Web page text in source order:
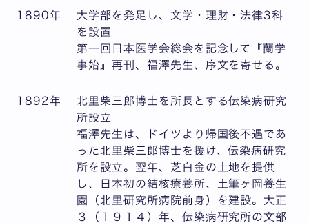
1890年
大学部を発足し、文学・理財・法律3科
を設置
第一回日本医学会総会を記念して『蘭学
事始』再刊、福澤先生、序文を寄せる。
1892年
北里柴三郎博士を所長とする伝染病研究
所設立
福澤先生は、ドイツより帰国後不遇であ
った北里柴三郎博士を援け、伝染病研究
所を設立。翌年、芝白金の土地を提供
し、日本初の結核療養所、土筆ヶ岡養生
園（北里研究所病院前身）を建設。大正
３（１９１４）年、伝染病研究所の文部